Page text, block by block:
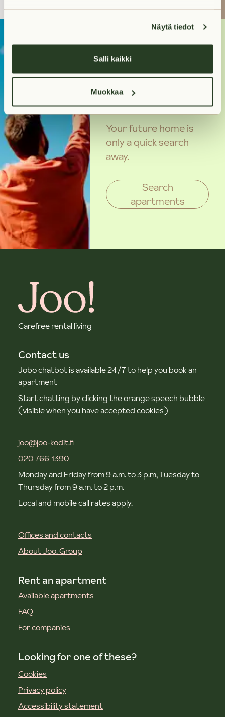
Näytä tiedot
Salli kaikki
Muokkaa
On the lookout
for a new
home?
Your future home is
only a quick search
away.
Search
apartments
Carefree rental living
Contact us
Jobo chatbot is available 24/7 to help you book an
apartment
Start chatting by clicking the orange speech bubble
(visible when you have accepted cookies)
joo@joo-kodit.fi
020 766 1390
Monday and Friday from 9 a.m. to 3 p.m, Tuesday to
Thursday from 9 a.m. to 2 p.m.
Local and mobile call rates apply.
Offices and contacts
About Joo. Group
Rent an apartment
Available apartments
FAQ
For companies
Looking for one of these?
Cookies
Privacy policy
Accessibility statement